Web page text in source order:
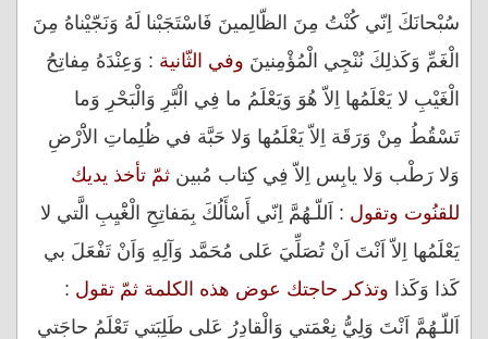
سُبْحانَكَ اِنّي كُنْتُ مِنَ الظّالِمينَ فَاسْتَجَبْنا لَهُ وَنَجّيْناهُ مِنَ
الْغَمِّ وَكَذلِكَ نُنْجِي الْمُؤْمِنينَ وفي الثّانية : وَعِنْدَهُ مِفاتِحُ
الْغَيْبِ لا يَعْلَمُها اِلاّ هُوَ وَيَعْلَمُ ما فِي الْبَّرِ وَالْبَحْرِ وَما
تَسْقُطُ مِنْ وَرَقَة اِلاّ يَعْلَمُها وَلا حَبَّة في ظُلِماتِ الاَْرْضِ
وَلا رَطْب وَلا يابِس اِلاّ فِي كِتاب مُبين ثمّ تأخذ يديك
للقنُوت وتقول : اَللّـهُمَّ اِنّي أَسْأَلُكَ بِمَفاتِحِ الْغَْيِبِ الَّتي لا
يَعْلَمُها اِلاّ اَنْتَ اَنْ تُصَلِّيَ عَلى مُحَمَّد وَآلِهِ وَاَنْ تَفْعَلَ بي
كَذا وَكَذا وتذكر حاجتك عوض هذه الكلمة ثمّ تقول :
اَللّـهُمَّ اَنْتَ وَلِيُّ نِعْمَتي وَالْقادِرُ عَلى طَلِبَتي تَعْلَمُ حاجَتي